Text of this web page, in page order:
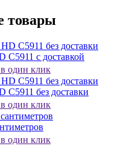
товары
С5911 c доставкой
один клик
C5911 без доставки
один клик
один клик